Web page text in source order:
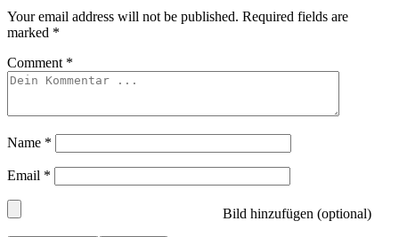
Your email address will not be published. Required fields are
marked *
Comment *
Name *
Email *
Bild hinzufügen (optional)